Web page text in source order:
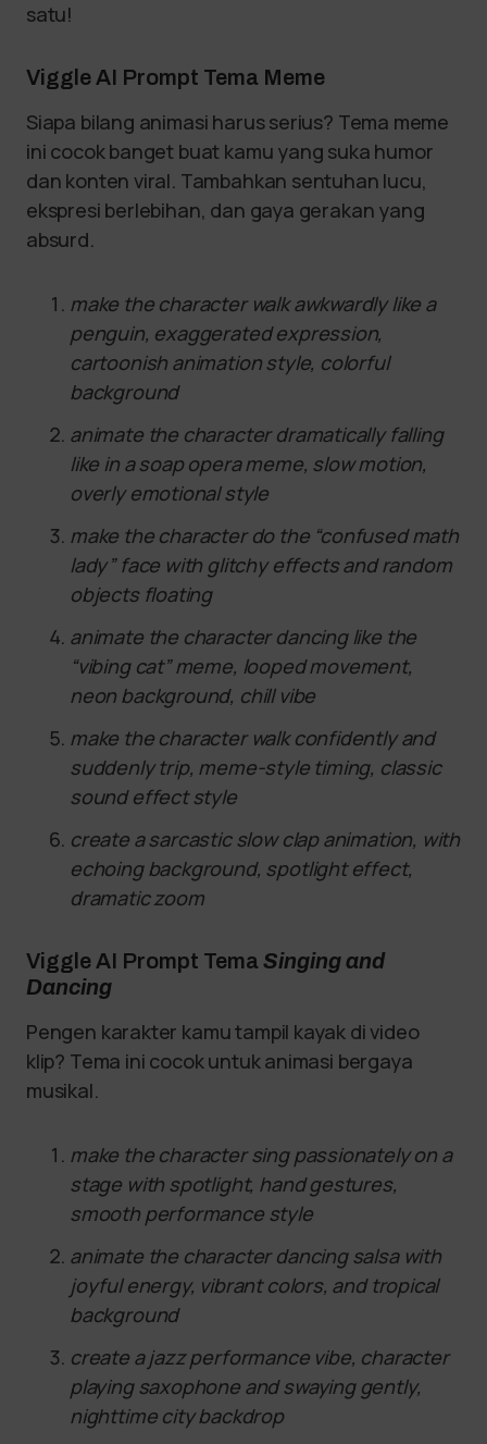
satu!
Viggle AI Prompt Tema Meme
Siapa bilang animasi harus serius? Tema meme
ini cocok banget buat kamu yang suka humor
dan konten viral. Tambahkan sentuhan lucu,
ekspresi berlebihan, dan gaya gerakan yang
absurd.
make the character walk awkwardly like a
penguin, exaggerated expression,
cartoonish animation style, colorful
background
animate the character dramatically falling
like in a soap opera meme, slow motion,
overly emotional style
make the character do the “confused math
lady” face with glitchy effects and random
objects floating
animate the character dancing like the
“vibing cat” meme, looped movement,
neon background, chill vibe
make the character walk confidently and
suddenly trip, meme-style timing, classic
sound effect style
create a sarcastic slow clap animation, with
echoing background, spotlight effect,
dramatic zoom
Viggle AI Prompt TemaSinging and
Dancing
Pengen karakter kamu tampil kayak di video
klip? Tema ini cocok untuk animasi bergaya
musikal.
make the character sing passionately on a
stage with spotlight, hand gestures,
smooth performance style
animate the character dancing salsa with
joyful energy, vibrant colors, and tropical
background
create a jazz performance vibe, character
playing saxophone and swaying gently,
nighttime city backdrop